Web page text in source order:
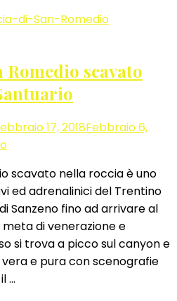
scavato
17, 2018Febbraio 6,
su
sentiero
di
San
Romedio
scavato
nella
roccia
scavato nella roccia è uno
ed adrenalinici del Trentino
Sanzeno fino ad arrivare al
di venerazione e
si trova a picco sul canyon e
e pura con scenografie
…